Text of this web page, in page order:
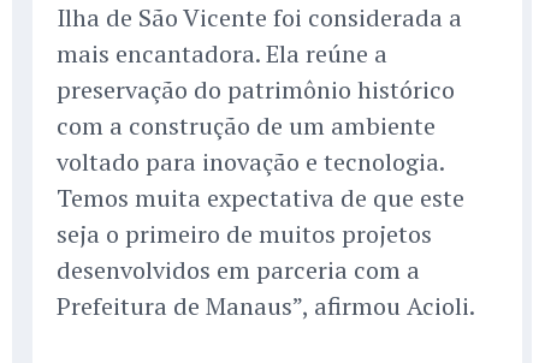
Ilha de São Vicente foi considerada a
mais encantadora. Ela reúne a
preservação do patrimônio histórico
com a construção de um ambiente
voltado para inovação e tecnologia.
Temos muita expectativa de que este
seja o primeiro de muitos projetos
desenvolvidos em parceria com a
Prefeitura de Manaus”, afirmou Acioli.